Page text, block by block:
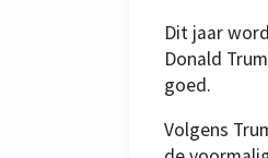
Dit jaar
Donald
goed.
Volgens